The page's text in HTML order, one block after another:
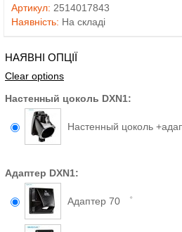
Артикул: 2514017843
Наявність: На складі
НАЯВНІ ОПЦІЇ
Clear options
Настенный цоколь DXN1:
Настенный цоколь
Адаптер DXN1:
Адаптер 70 ゜